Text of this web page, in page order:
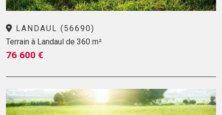
LANDAUL (56690)
Terrain à Landaul de 360 m²
76 600 €